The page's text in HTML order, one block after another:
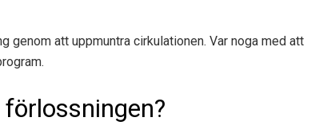
genom att uppmuntra cirkulationen. Var noga med att